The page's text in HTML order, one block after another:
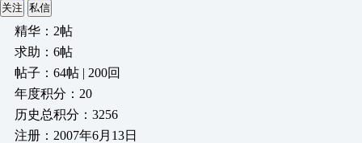
关注 私信
精华：2帖
求助：6帖
帖子：64帖 | 200回
年度积分：20
历史总积分：3256
注册：2007年6月13日